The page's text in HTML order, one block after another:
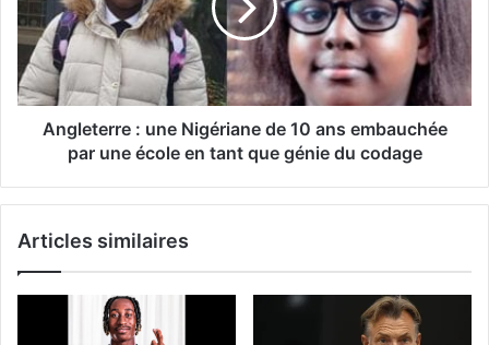
Angleterre : une Nigériane de 10 ans embauchée
par une école en tant que génie du codage
Articles similaires